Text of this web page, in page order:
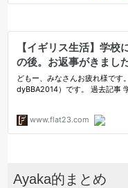
Ayaka的まとめ